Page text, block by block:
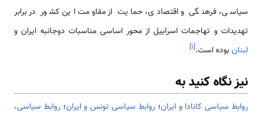
سیاسی، فرهنگی و اقتصادی، حمایت از مقاومت این کشور در برابر
تهدیدات و تهاجمات اسراییل از محور اساسی مناسبات دوجانبه ایران و
لبنانبوده است.[۱]
نیز نگاه کنید به
روابط سیاسی کانادا و ایران؛روابط سیاسی تونس و ایران؛روابط سیاسی،